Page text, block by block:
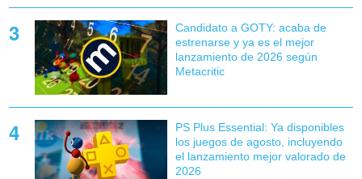
Candidato a GOTY: acaba de
estrenarse y ya es el mejor
lanzamiento de 2026 según
Metacritic
PS Plus Essential: Ya disponibles
los juegos de agosto, incluyendo
el lanzamiento mejor valorado de
2026